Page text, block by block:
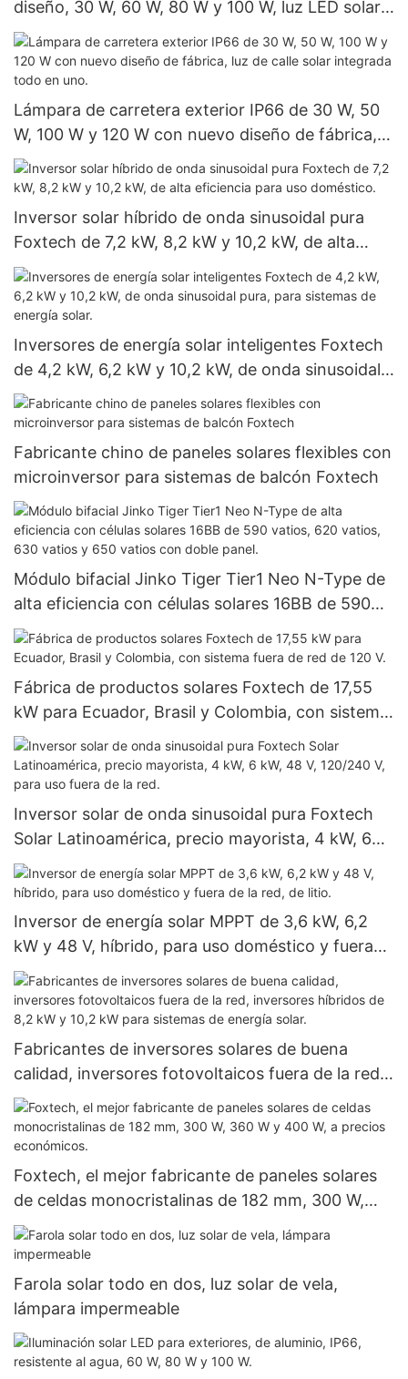
diseño, 30 W, 60 W, 80 W y 100 W, luz LED solar
integrada.
Lámpara de carretera exterior IP66 de 30 W, 50
W, 100 W y 120 W con nuevo diseño de fábrica,
luz de calle solar integrada todo en uno.
Inversor solar híbrido de onda sinusoidal pura
Foxtech de 7,2 kW, 8,2 kW y 10,2 kW, de alta
eficiencia para uso doméstico.
Inversores de energía solar inteligentes Foxtech
de 4,2 kW, 6,2 kW y 10,2 kW, de onda sinusoidal
pura, para sistemas de energía solar.
Fabricante chino de paneles solares flexibles con
microinversor para sistemas de balcón Foxtech
Módulo bifacial Jinko Tiger Tier1 Neo N-Type de
alta eficiencia con células solares 16BB de 590
vatios, 620 vatios, 630 vatios y 650 vatios con
doble panel.
Fábrica de productos solares Foxtech de 17,55
kW para Ecuador, Brasil y Colombia, con sistema
fuera de red de 120 V.
Inversor solar de onda sinusoidal pura Foxtech
Solar Latinoamérica, precio mayorista, 4 kW, 6
kW, 48 V, 120/240 V, para uso fuera de la red.
Inversor de energía solar MPPT de 3,6 kW, 6,2
kW y 48 V, híbrido, para uso doméstico y fuera
de la red, de litio.
Fabricantes de inversores solares de buena
calidad, inversores fotovoltaicos fuera de la red,
inversores híbridos de 8,2 kW y 10,2 kW para
sistemas de energía solar.
Foxtech, el mejor fabricante de paneles solares
de celdas monocristalinas de 182 mm, 300 W,
360 W y 400 W, a precios económicos.
Farola solar todo en dos, luz solar de vela,
lámpara impermeable